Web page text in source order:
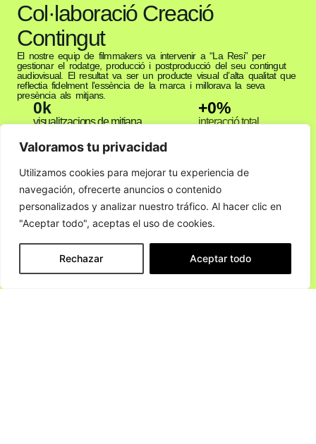
Valoramos tu privacidad
Utilizamos cookies para mejorar tu experiencia de
navegación, ofrecerte anuncios o contenido
personalizados y analizar nuestro tráfico. Al hacer clic en
"Aceptar todo", aceptas el uso de cookies.
Rechazar Aceptar todo
Col·laboració Creació
Contingut
El nostre equip de filmmakers va intervenir a “La Resi” per
gestionar el rodatge, producció i postproducció del seu contingut
audiovisual. El resultat va ser un producte visual d’alta qualitat que
reflectia fidelment l’essència de la marca i millorava la seva
presència als mitjans.
visualitzacions de mitjana
0k
interacció total
+0%